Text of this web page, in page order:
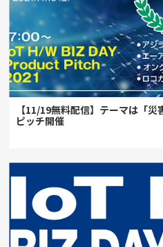
【11/19無料配信】テーマは「
ピッチ開催